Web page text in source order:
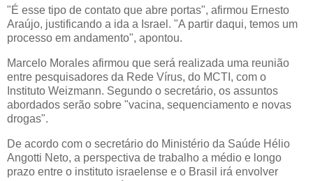
"É esse tipo de contato que abre portas", afirmou Ernesto
Araújo, justificando a ida a Israel. "A partir daqui, temos um
processo em andamento", apontou.
Marcelo Morales afirmou que será realizada uma reunião
entre pesquisadores da Rede Vírus, do MCTI, com o
Instituto Weizmann. Segundo o secretário, os assuntos
abordados serão sobre "vacina, sequenciamento e novas
drogas".
De acordo com o secretário do Ministério da Saúde Hélio
Angotti Neto, a perspectiva de trabalho a médio e longo
prazo entre o instituto israelense e o Brasil irá envolver